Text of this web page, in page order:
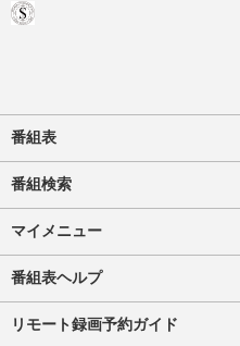
番組表
番組検索
マイメニュー
番組表ヘルプ
リモート録画予約ガイド